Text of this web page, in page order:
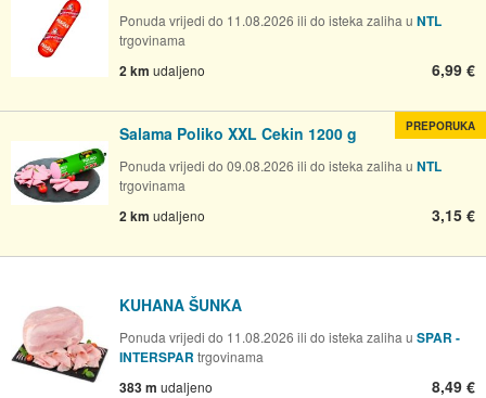
Ponuda vrijedi do 11.08.2026 ili do isteka zaliha u NTL
trgovinama
2 km udaljeno 6,99 €
Salama Poliko XXL Cekin 1200 g
Ponuda vrijedi do 09.08.2026 ili do isteka zaliha u NTL
trgovinama
2 km udaljeno 3,15 €
PREPORUKA
KUHANA ŠUNKA
Ponuda vrijedi do 11.08.2026 ili do isteka zaliha u SPAR -
INTERSPAR trgovinama
383 m udaljeno 8,49 €